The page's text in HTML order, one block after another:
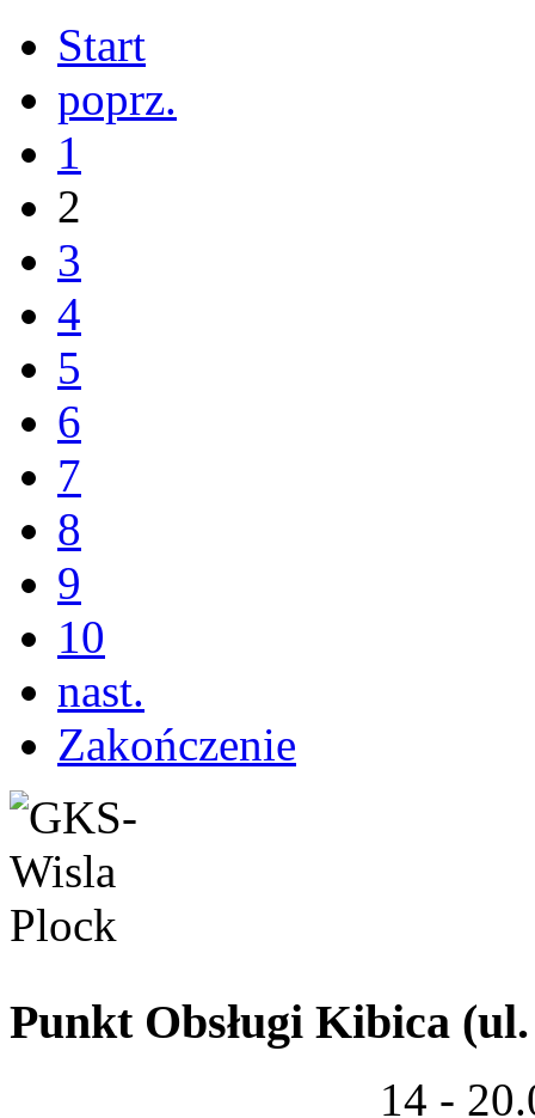
Start
poprz.
1
2
3
4
5
6
7
8
9
10
nast.
Zakończenie
Punkt Obsługi Kibica
14 -